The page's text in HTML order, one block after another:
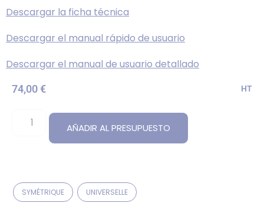
Descargar la ficha técnica
Descargar el manual rápido de usuario
Descargar el manual de usuario detallado
74,00 € HT
AÑADIR AL PRESUPUESTO
SYMÉTRIQUE UNIVERSELLE